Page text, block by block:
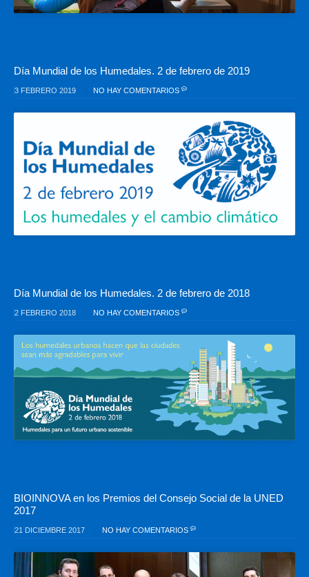
Día Mundial de los Humedales. 2 de febrero de 2019
3 FEBRERO 2019 NO HAY COMENTARIOS
Día Mundial de los Humedales. 2 de febrero de 2018
2 FEBRERO 2018 NO HAY COMENTARIOS
BIOINNOVA en los Premios del Consejo Social de la UNED
2017
21 DICIEMBRE 2017 NO HAY COMENTARIOS